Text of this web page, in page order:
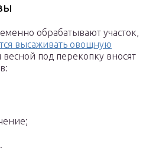
обрабатывают участок,
высаживать овощную
под перекопку вносят